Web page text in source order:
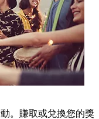
。賺取或兌換您的獎